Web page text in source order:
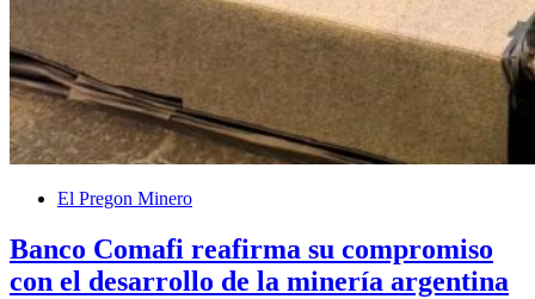
El Pregon Minero
Banco Comafi reafirma su compromiso
con el desarrollo de la minería argentina